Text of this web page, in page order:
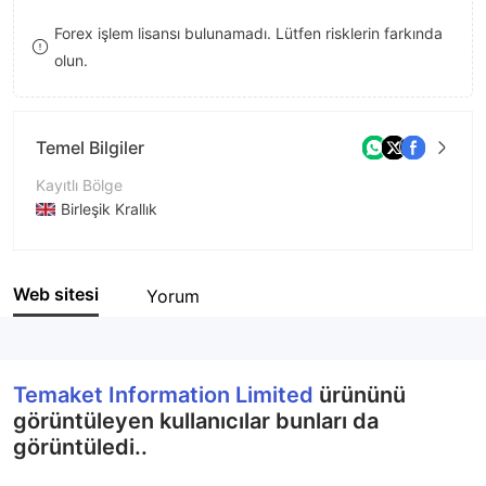
8
9
8
Forex işlem lisansı bulunamadı. Lütfen risklerin farkında
olun.
Temel Bilgiler
Kayıtlı Bölge
Birleşik Krallık
Şirket Adı
Web sitesi Yorum
Temaket Information Limited ürününü
görüntüleyen kullanıcılar bunları da
görüntüledi..